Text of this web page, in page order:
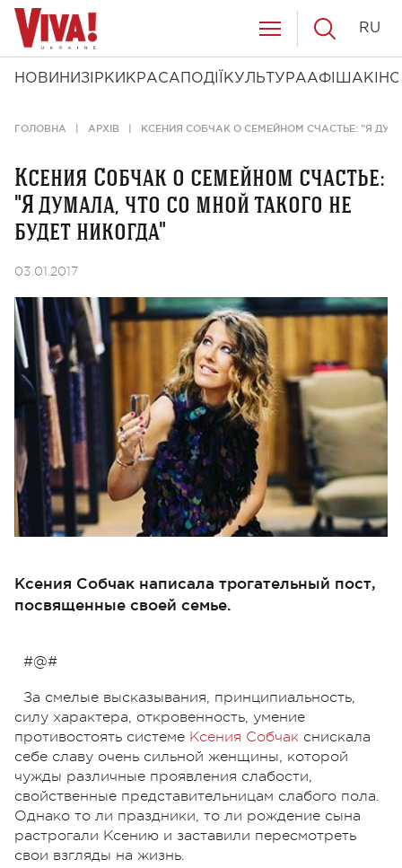
НОВИНИ ЗІРКИ КРАСА ПОДІЇ КУЛЬТУРААФІША КІНО
RU
ГОЛОВНА АРХІВ КСЕНИЯ СОБЧАК О СЕМЕЙНОМ СЧАСТЬЕ: "Я
Ксения Собчак о семейном счастье:
"Я думала, что со мной такого не
будет никогда"
03.01.2017
Ксения Собчак написала трогательный пост,
посвященные своей семье.
#@#
За смелые высказывания, принципиальность,
силу характера, откровенность, умение
противостоять системе Ксения Собчак снискала
себе славу очень сильной женщины, которой
чужды различные проявления слабости,
свойственные представительницам слабого пола.
Однако то ли праздники, то ли рождение сына
растрогали Ксению и заставили пересмотреть
свои взгляды на жизнь.